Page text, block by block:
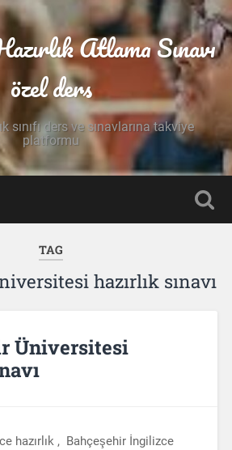
Atlama Sınavı
özel ders
sınıfı ders ve sınavlarına takviye
platformu
TAG
hazırlık sınavı
Üniversitesi
hazırlık , Bahçeşehir İngilizce